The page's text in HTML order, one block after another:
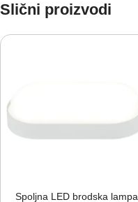
Slični proizvodi
Spoljna LED brodska lampa